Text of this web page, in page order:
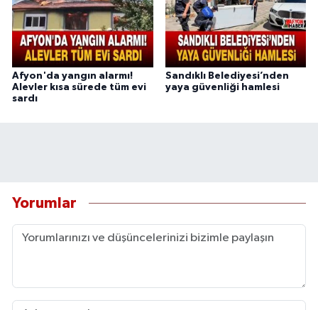
Afyon'da yangın alarmı!
Alevler kısa sürede tüm evi
sardı
Sandıklı Belediyesi’nden
yaya güvenliği hamlesi
Yorumlar